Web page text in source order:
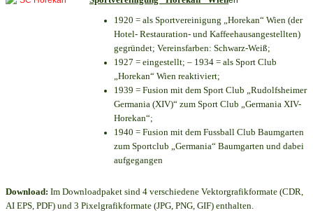
1920 = als Sportvereinigung „Horekan“ Wien (der
Hotel- Restauration- und Kaffeehausangestellten)
gegründet; Vereinsfarben: Schwarz-Weiß;
1927 = eingestellt; – 1934 = als Sport Club
„Horekan“ Wien reaktiviert;
1939 = Fusion mit dem Sport Club „Rudolfsheimer
Germania (XIV)“ zum Sport Club „Germania XIV-
Horekan“;
1940 = Fusion mit dem Fussball Club Baumgarten
zum Sportclub „Germania“ Baumgarten und dabei
aufgegangen
Download: Im Downloadpaket sind 4 verschiedene Vektorgrafikformate (CDR,
AI EPS, PDF) und 3 Pixelgrafikformate (JPG, PNG, GIF) enthalten.